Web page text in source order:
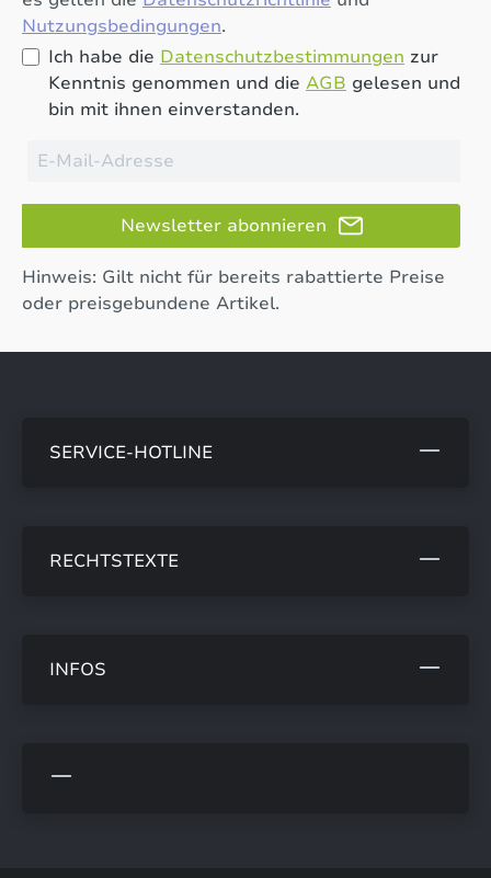
Nutzungsbedingungen.
Ich habe die Datenschutzbestimmungen zur
Kenntnis genommen und die AGB gelesen und
bin mit ihnen einverstanden.
Newsletter abonnieren
Hinweis: Gilt nicht für bereits rabattierte Preise
oder preisgebundene Artikel.
SERVICE-HOTLINE
RECHTSTEXTE
INFOS